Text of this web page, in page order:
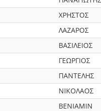
ΧΡΗΣΤΟΣ
ΛΑΖΑΡΟΣ
ΒΑΣΙΛΕΙΟΣ
ΓΕΩΡΓΙΟΣ
ΠΑΝΤΕΛΗΣ
ΝΙΚΟΛΑΟΣ
ΒΕΝΙΑΜΙΝ